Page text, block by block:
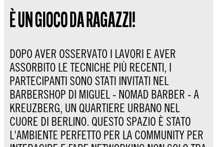
È UN GIOCO DA RAGAZZI!
DOPO AVER OSSERVATO I LAVORI E AVER
ASSORBITO LE TECNICHE PIÙ RECENTI, I
PARTECIPANTI SONO STATI INVITATI NEL
BARBERSHOP DI MIGUEL - NOMAD BARBER - A
KREUZBERG, UN QUARTIERE URBANO NEL
CUORE DI BERLINO. QUESTO SPAZIO È STATO
L'AMBIENTE PERFETTO PER LA COMMUNITY PER